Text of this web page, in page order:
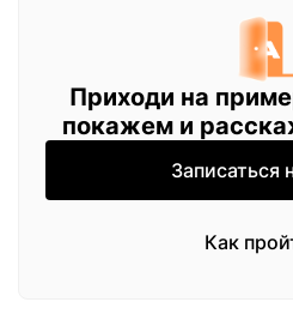
Приходи на
покажем и
Записаться
Как